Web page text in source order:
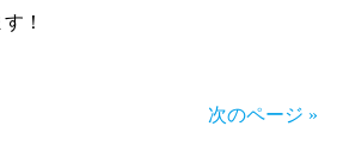
！
次のページ »